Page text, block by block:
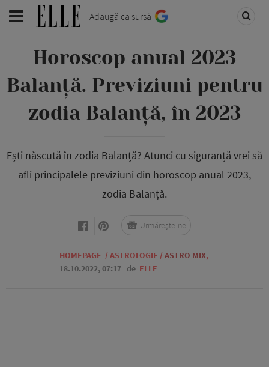
Adaugă ca sursă
Horoscop anual 2023
Balanță. Previziuni pentru
zodia Balanță, în 2023
Ești născută în zodia Balanță? Atunci cu siguranță vrei să
afli principalele previziuni din horoscop anual 2023,
zodia Balanță.
HOMEPAGE / ASTROLOGIE / ASTRO MIX,
18.10.2022, 07:17 de ELLE
Urmărește-ne